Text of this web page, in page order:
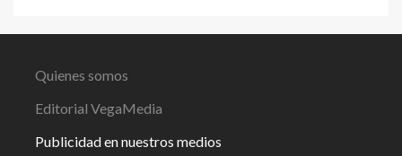
Quienes somos
Editorial VegaMedia
Publicidad en nuestros medios